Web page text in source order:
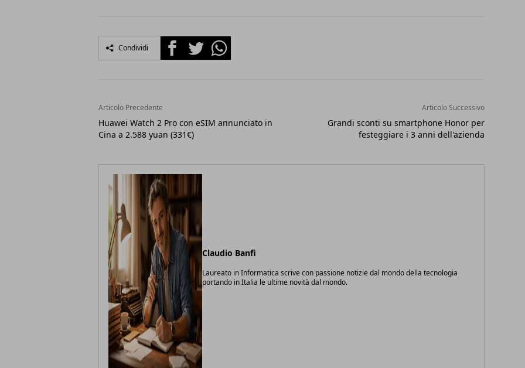
Condividi FacebookTwitterWhatsapp
Articolo Precedente
Huawei Watch 2 Pro con eSIM annunciato in
Cina a 2.588 yuan (331€)
Articolo Successivo
Grandi sconti su smartphone Honor per
festeggiare i 3 anni dell'azienda
Claudio Banfi
Laureato in Informatica scrive con passione notizie dal mondo della tecnologia
portando in Italia le ultime novità dal mondo.